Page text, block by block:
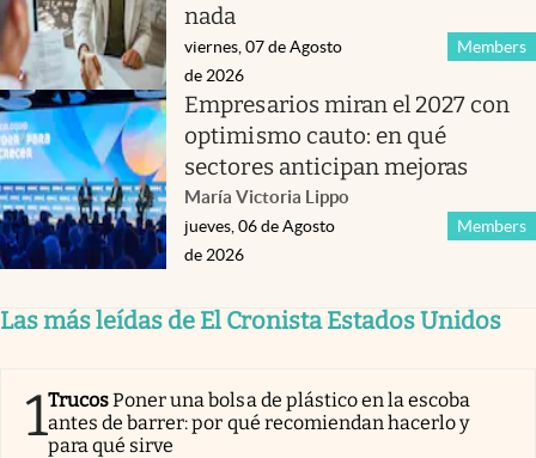
nada
Members
viernes, 07 de Agosto
de 2026
Empresarios miran el 2027 con
optimismo cauto: en qué
sectores anticipan mejoras
María Victoria Lippo
Members
jueves, 06 de Agosto
de 2026
Las más leídas de El Cronista Estados Unidos
1TrucosPoner una bolsa de plástico en la escoba
antes de barrer: por qué recomiendan hacerlo y
para qué sirve